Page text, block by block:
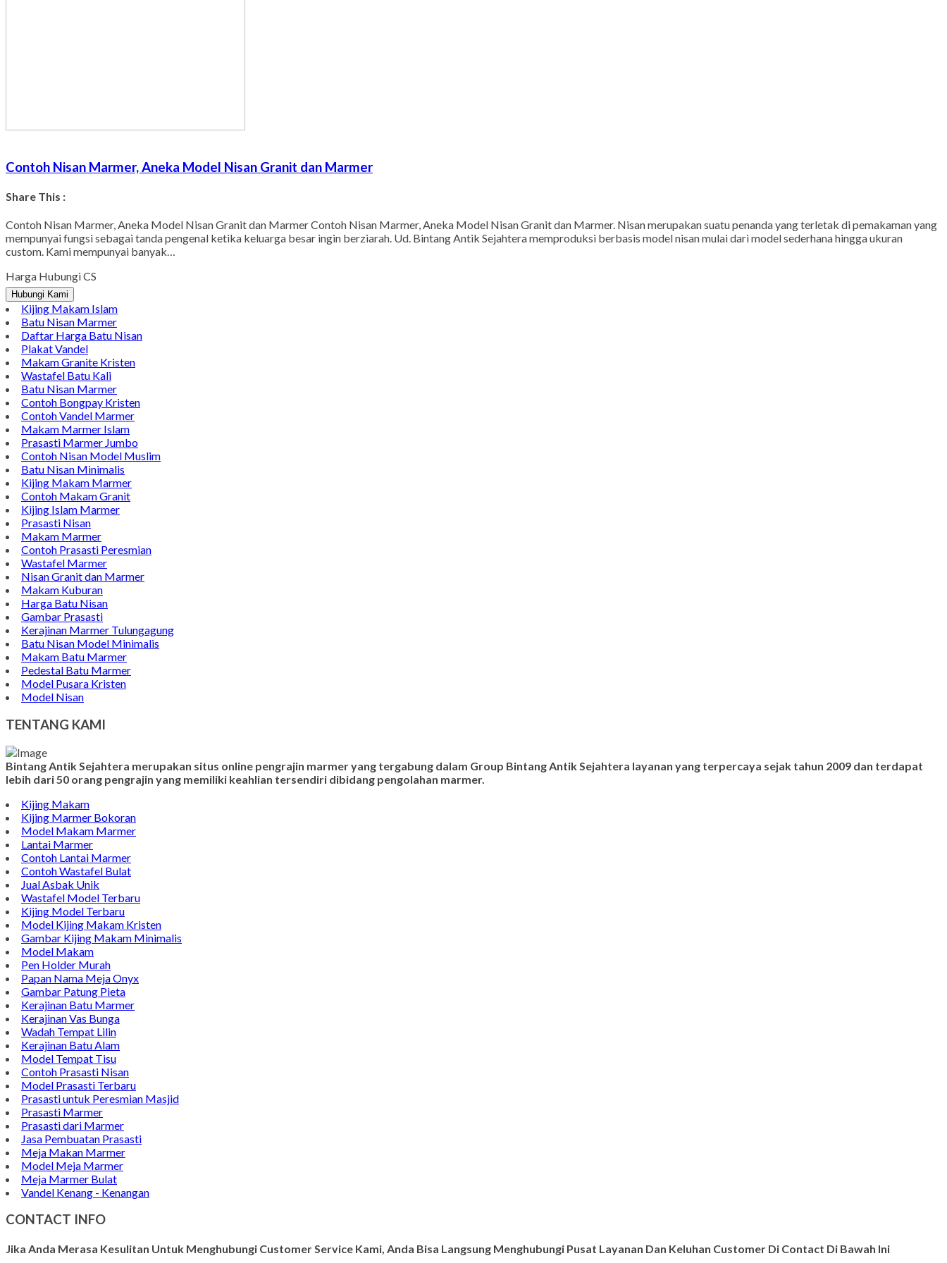
Contoh Nisan Marmer, Aneka Model Nisan Granit dan Marmer
Share This :
Contoh Nisan Marmer, Aneka Model Nisan Granit dan Marmer Contoh Nisan Marmer, Aneka Model Nisan Granit dan Marmer. Nisan merupakan suatu penanda yang terletak di pemakaman yang
mempunyai fungsi sebagai tanda pengenal ketika keluarga besar ingin berziarah. Ud. Bintang Antik Sejahtera memproduksi berbasis model nisan mulai dari model sederhana hingga ukuran
custom. Kami mempunyai banyak…
Harga Hubungi CS
Hubungi Kami
Kijing Makam Islam
Batu Nisan Marmer
Daftar Harga Batu Nisan
Plakat Vandel
Makam Granite Kristen
Wastafel Batu Kali
Batu Nisan Marmer
Contoh Bongpay Kristen
Contoh Vandel Marmer
Makam Marmer Islam
Prasasti Marmer Jumbo
Contoh Nisan Model Muslim
Batu Nisan Minimalis
Kijing Makam Marmer
Contoh Makam Granit
Kijing Islam Marmer
Prasasti Nisan
Makam Marmer
Contoh Prasasti Peresmian
Wastafel Marmer
Nisan Granit dan Marmer
Makam Kuburan
Harga Batu Nisan
Gambar Prasasti
Kerajinan Marmer Tulungagung
Batu Nisan Model Minimalis
Makam Batu Marmer
Pedestal Batu Marmer
Model Pusara Kristen
Model Nisan
TENTANG KAMI
Bintang Antik Sejahtera merupakan situs online pengrajin marmer yang tergabung dalam Group Bintang Antik Sejahtera layanan yang terpercaya sejak tahun 2009 dan terdapat
lebih dari 50 orang pengrajin yang memiliki keahlian tersendiri dibidang pengolahan marmer.
Kijing Makam
Kijing Marmer Bokoran
Model Makam Marmer
Lantai Marmer
Contoh Lantai Marmer
Contoh Wastafel Bulat
Jual Asbak Unik
Wastafel Model Terbaru
Kijing Model Terbaru
Model Kijing Makam Kristen
Gambar Kijing Makam Minimalis
Model Makam
Pen Holder Murah
Papan Nama Meja Onyx
Gambar Patung Pieta
Kerajinan Batu Marmer
Kerajinan Vas Bunga
Wadah Tempat Lilin
Kerajinan Batu Alam
Model Tempat Tisu
Contoh Prasasti Nisan
Model Prasasti Terbaru
Prasasti untuk Peresmian Masjid
Prasasti Marmer
Prasasti dari Marmer
Jasa Pembuatan Prasasti
Meja Makan Marmer
Model Meja Marmer
Meja Marmer Bulat
Vandel Kenang - Kenangan
CONTACT INFO
Jika Anda Merasa Kesulitan Untuk Menghubungi Customer Service Kami, Anda Bisa Langsung Menghubungi Pusat Layanan Dan Keluhan Customer Di Contact Di Bawah Ini